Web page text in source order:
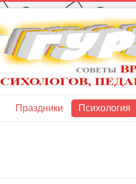
Праздники Психология